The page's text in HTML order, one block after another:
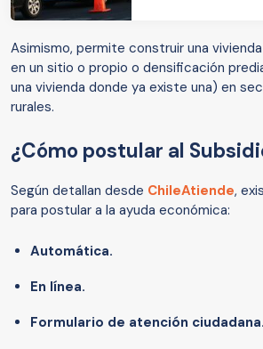
Asimismo, permite construir una
en un sitio o propio o densificación
una vivienda donde ya existe una) en
rurales.
¿Cómo postular al
Según detallan desde ChileAtiende,
para postular a la ayuda económica:
Automática.
En línea.
Formulario de atención ciudadana.